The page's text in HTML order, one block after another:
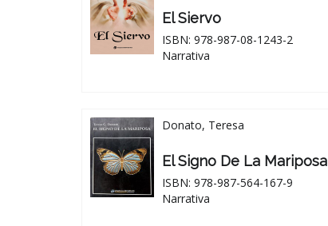
El Siervo
ISBN: 978-987-08-1243-2
Narrativa
Donato, Teresa
El Signo De La Mariposa
ISBN: 978-987-564-167-9
Narrativa